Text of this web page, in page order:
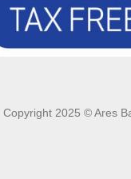
Copyright 2025 © Ares